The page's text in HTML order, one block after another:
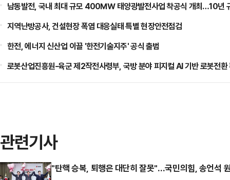
남동발전, 국내 최대 규모 400㎿ 태양광발전사업 착공식 개최…10년
지역난방공사, 건설현장 폭염 대응실태 특별 현장안전점검
한전, 에너지 신산업 이끌 '한전기술지주' 공식 출범
로봇산업진흥원-육군 제2작전사령부, 국방 분야 피지컬 AI 기반 로봇전환
관련기사
"탄핵 승복, 퇴행은 대단히 잘못"…국민의힘, 송언석